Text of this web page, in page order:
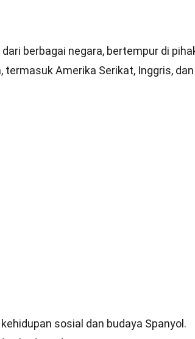
berbagai negara, bertempur di
termasuk Amerika Serikat, Inggris, dan
sosial dan budaya Spanyol.